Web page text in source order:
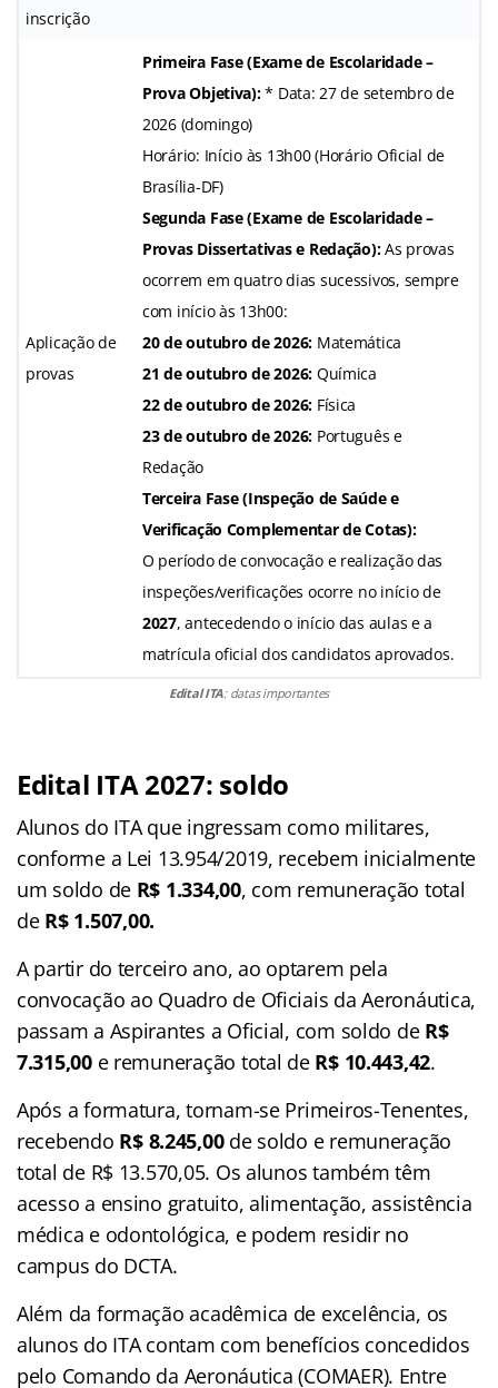
inscrição
Aplicação de
provas
Primeira Fase (Exame de Escolaridade –
Prova Objetiva):* Data: 27 de setembro de
2026 (domingo)
Horário: Início às 13h00 (Horário Oficial de
Brasília-DF)
Segunda Fase (Exame de Escolaridade –
Provas Dissertativas e Redação):As provas
ocorrem em quatro dias sucessivos, sempre
com início às 13h00:
20 de outubro de 2026: Matemática
21 de outubro de 2026: Química
22 de outubro de 2026: Física
23 de outubro de 2026: Português e
Redação
Terceira Fase (Inspeção de Saúde e
Verificação Complementar de Cotas):
O período de convocação e realização das
inspeções/verificações ocorre no início de
2027, antecedendo o início das aulas e a
matrícula oficial dos candidatos aprovados.
Edital ITA: datas importantes
Edital ITA 2027: soldo
Alunos do ITA que ingressam como militares,
conforme a Lei 13.954/2019, recebem inicialmente
um soldo de R$ 1.334,00, com remuneração total
de R$ 1.507,00.
A partir do terceiro ano, ao optarem pela
convocação ao Quadro de Oficiais da Aeronáutica,
passam a Aspirantes a Oficial, com soldo de R$
7.315,00 e remuneração total de R$ 10.443,42.
Após a formatura, tornam-se Primeiros-Tenentes,
recebendo R$ 8.245,00de soldo e remuneração
total de R$ 13.570,05. Os alunos também têm
acesso a ensino gratuito, alimentação, assistência
médica e odontológica, e podem residir no
campus do DCTA.
Além da formação acadêmica de excelência, os
alunos do ITA contam com benefícios concedidos
pelo Comando da Aeronáutica (COMAER). Entre